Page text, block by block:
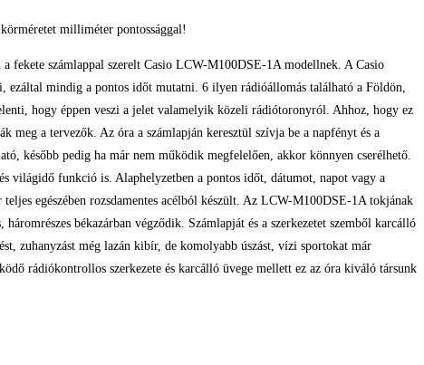
milliméter pontossággal!
fekete számlappal szerelt Casio LCW-M100DSE-1A modellnek. A Casio
mindig a pontos időt mutatni. 6 ilyen rádióállomás található a Földön,
hogy éppen veszi a jelet valamelyik közeli rádiótoronyról. Ahhoz, hogy ez
meg a tervezők. Az óra a számlapján keresztül szívja be a napfényt és a
később pedig ha már nem működik megfelelően, akkor könnyen cserélhető.
világidő funkció is. Alaphelyzetben a pontos időt, dátumot, napot vagy a
egészében rozsdamentes acélból készült. Az LCW-M100DSE-1A tokjának
békazárban végződik. Számlapját és a szerkezetet szemből karcálló
zuhanyzást még lazán kibír, de komolyabb úszást, vízi sportokat már
rádiókontrollos szerkezete és karcálló üvege mellett ez az óra kiváló társunk